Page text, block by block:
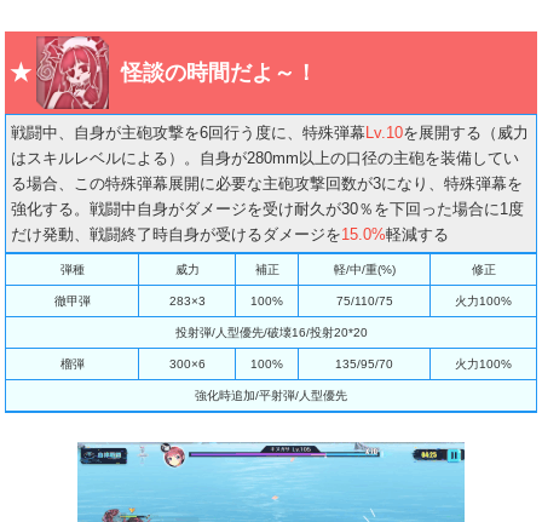
怪談の時間だよ～！
戦闘中、自身が主砲攻撃を6回行う度に、特殊弾幕 Lv.10を展開する（威力
はスキルレベルによる）。自身が280mm以上の口径の主砲を装備してい
る場合、この特殊弾幕展開に必要な主砲攻撃回数が3になり、特殊弾幕を
強化する。戦闘中自身がダメージを受け耐久が30％を下回った場合に1度
だけ発動、戦闘終了時自身が受けるダメージを15.0%軽減する
弾種 威力 補正 軽/中/重(%) 修正
徹甲弾 283×3 100% 75/110/75 火力100%
投射弾/人型優先/破壊16/投射20*20
榴弾 300×6 100% 135/95/70 火力100%
強化時追加/平射弾/人型優先